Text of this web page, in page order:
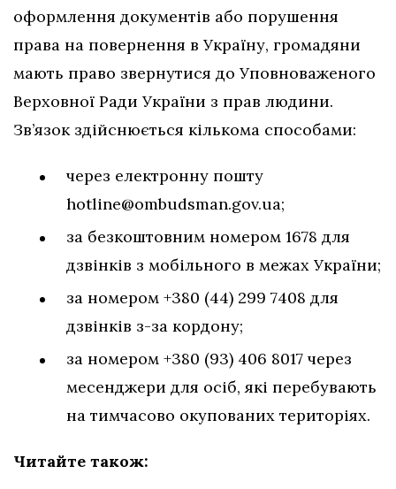
оформлення документів або порушення
права на повернення в Україну, громадяни
мають право звернутися до Уповноваженого
Верховної Ради України з прав людини.
Зв’язок здійснюється кількома способами:
через електронну пошту
hotline@ombudsman.gov.ua;
за безкоштовним номером 1678 для
дзвінків з мобільного в межах України;
за номером +380 (44) 299 7408 для
дзвінків з-за кордону;
за номером +380 (93) 406 8017 через
месенджери для осіб, які перебувають
на тимчасово окупованих територіях.
Читайте також: